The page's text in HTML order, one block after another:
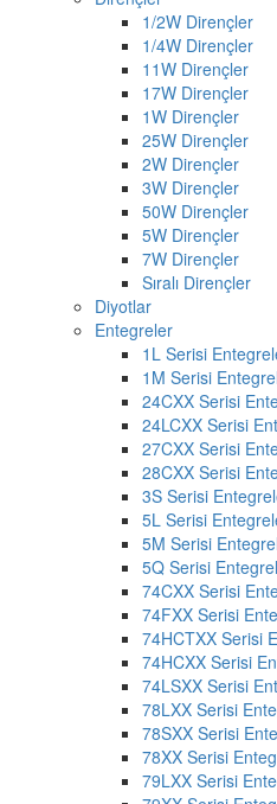
1/2W Dirençler
1/4W Dirençler
11W Dirençler
17W Dirençler
1W Dirençler
25W Dirençler
2W Dirençler
3W Dirençler
50W Dirençler
5W Dirençler
7W Dirençler
Sıralı Dirençler
Diyotlar
Entegreler
1L Serisi
1M Serisi
24CXX Serisi
24LCXX Serisi
27CXX Serisi
28CXX Serisi
3S Serisi
5L Serisi
5M Serisi
5Q Serisi
74CXX Serisi
74FXX Serisi
74HCTXX Serisi
74HCXX Serisi
74LSXX Serisi
78LXX Serisi
78SXX Serisi
78XX Serisi
79LXX Serisi